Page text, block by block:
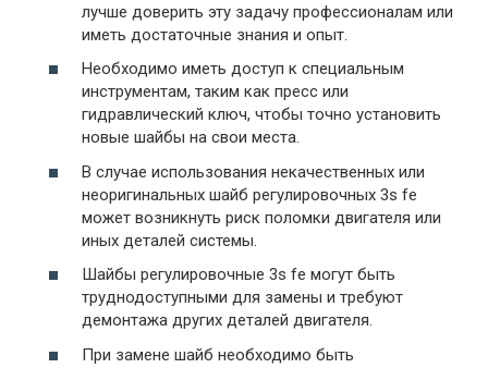
лучше доверить эту задачу профессионалам или
иметь достаточные знания и опыт.
Необходимо иметь доступ к специальным
инструментам, таким как пресс или
гидравлический ключ, чтобы точно установить
новые шайбы на свои места.
В случае использования некачественных или
неоригинальных шайб регулировочных 3s fe
может возникнуть риск поломки двигателя или
иных деталей системы.
Шайбы регулировочные 3s fe могут быть
труднодоступными для замены и требуют
демонтажа других деталей двигателя.
При замене шайб необходимо быть